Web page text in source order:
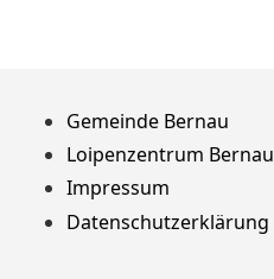
Zum
Footer
springen
Gemeinde Bernau
Loipenzentrum Bernau
Impressum
Datenschutzerklärung